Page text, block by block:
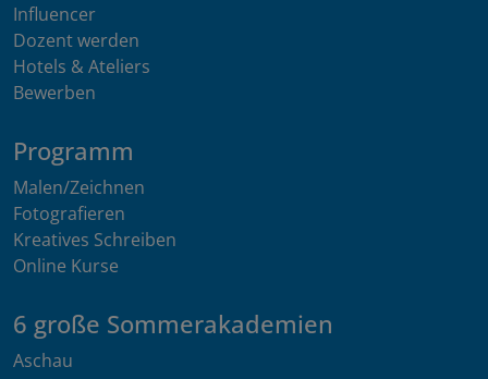
Influencer
Dozent werden
Hotels & Ateliers
Bewerben
Programm
Malen/Zeichnen
Fotografieren
Kreatives Schreiben
Online Kurse
6 große Sommerakademien
Aschau